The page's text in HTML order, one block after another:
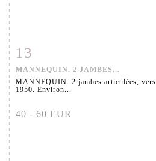
Fiche détaillée
13
MANNEQUIN. 2 JAMBES...
MANNEQUIN. 2 jambes articulées, vers
1950. Environ...
40 - 60 EUR